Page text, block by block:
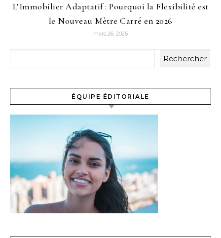
L’Immobilier Adaptatif : Pourquoi la Flexibilité est
le Nouveau Mètre Carré en 2026
mars 26, 2026
Rechercher
ÉQUIPE ÉDITORIALE